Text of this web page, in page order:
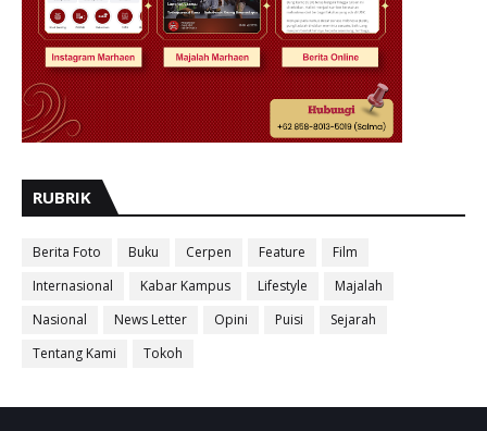
RUBRIK
Berita Foto Buku Cerpen Feature
Film
Internasional
Kabar Kampus Lifestyle
Majalah
Nasional
News Letter Opini Puisi
Sejarah
Tentang Kami
Tokoh